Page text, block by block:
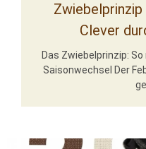
Clever
Das Zwiebelprinzip:
Saisonwechsel Der